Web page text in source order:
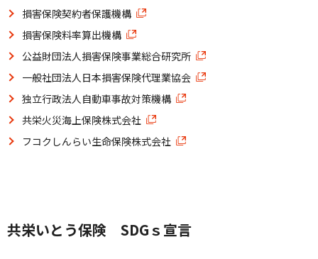
損害保険契約者保護機構
損害保険料率算出機構
公益財団法人損害保険事業総合研究所
一般社団法人日本損害保険代理業協会
独立行政法人自動車事故対策機構
共栄火災海上保険株式会社
フコクしんらい生命保険株式会社
共栄いとう保険 SDGｓ宣言